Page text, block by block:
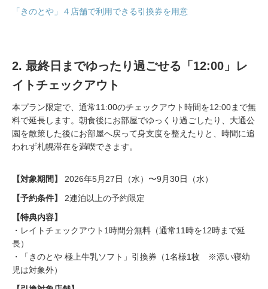
「きのとや」４店舗で利用できる引換券を用意
2. 最終日までゆったり過ごせる「12:00」レ
イトチェックアウト
本プラン限定で、通常11:00のチェックアウト時間を12:00まで無
料で延長します。朝食後にお部屋でゆっくり過ごしたり、大通公
園を散策した後にお部屋へ戻って身支度を整えたりと、時間に追
われず札幌滞在を満喫できます。
【対象期間】
2026年5月27日（水）〜9月30日（水）
【予約条件】
2連泊以上の予約限定
【特典内容】
・レイトチェックアウト1時間分無料（通常11時を12時まで延
長）
・「きのとや 極上牛乳ソフト」引換券（1名様1枚 ※添い寝幼
児は対象外）